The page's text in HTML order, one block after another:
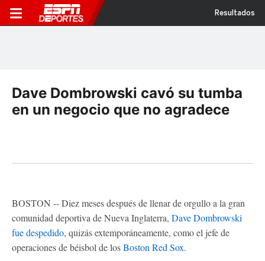
Resultados
Dave Dombrowski cavó su tumba
en un negocio que no agradece
BOSTON -- Diez meses después de llenar de orgullo a la gran
comunidad deportiva de Nueva Inglaterra, Dave Dombrowski
fue despedido, quizás extemporáneamente, como el jefe de
operaciones de béisbol de losBoston Red Sox.